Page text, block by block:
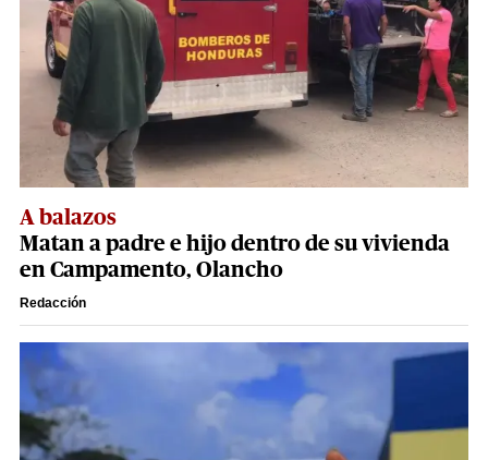
A balazos
Matan a padre e hijo dentro de su vivienda
en Campamento, Olancho
Redacción